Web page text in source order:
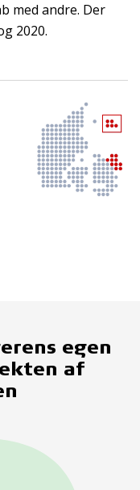
med andre. Der
2020.
egen
af